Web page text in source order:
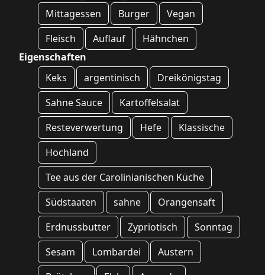
Mittagessen
Burger
Vegan
Fleisch
Auflauf
Hähnchen
Eigenschaften
Keks
argentinisch
Dreikönigstag
Sahne Sauce
Kartoffelsalat
Resteverwertung
Hefe
Klassische
Hochland
Tee aus der Carolinianischen Küche
Südstaaten
sahne
Orangensaft
Erdnussbutter
Zypriotisch
Sonntag
Sesam
Lombardei
Austern